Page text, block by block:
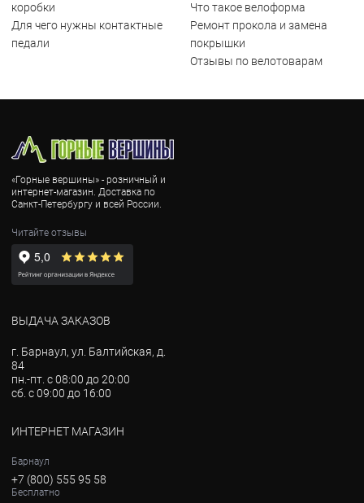
коробки
Для чего нужны контактные
педали
Что такое велоформа
Ремонт прокола и замена
покрышки
Отзывы по велотоварам
«Горные вершины» - розничный и
интернет-магазин. Доставка по
Санкт-Петербургу и всей России.
Читайте отзывы
ВЫДАЧА ЗАКАЗОВ
г. Барнаул, ул. Балтийская, д.
84
пн.-пт. с 08:00 до 20:00
сб. с 09:00 до 16:00
ИНТЕРНЕТ МАГАЗИН
Барнаул
+7 (800) 555 95 58
Бесплатно